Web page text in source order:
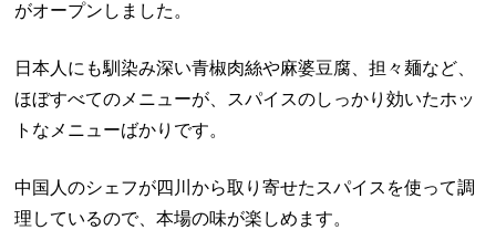
がオープンしました。
日本人にも馴染み深い青椒肉絲や麻婆豆腐、担々麺など、
ほぼすべてのメニューが、スパイスのしっかり効いたホッ
トなメニューばかりです。
中国人のシェフが四川から取り寄せたスパイスを使って調
理しているので、本場の味が楽しめます。